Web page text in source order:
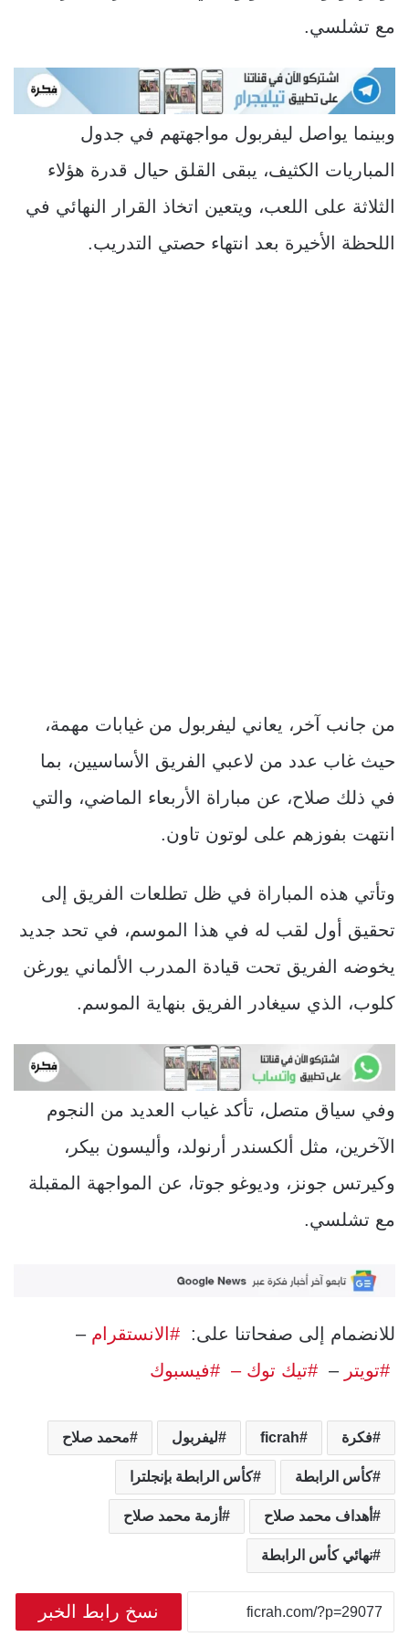
مع تشلسي.
وبينما يواصل ليفربول مواجهتهم في جدول
المباريات الكثيف، يبقى القلق حيال قدرة هؤلاء
الثلاثة على اللعب، ويتعين اتخاذ القرار النهائي في
اللحظة الأخيرة بعد انتهاء حصتي التدريب.
من جانب آخر، يعاني ليفربول من غيابات مهمة،
حيث غاب عدد من لاعبي الفريق الأساسيين، بما
في ذلك صلاح، عن مباراة الأربعاء الماضي، والتي
انتهت بفوزهم على لوتون تاون.
وتأتي هذه المباراة في ظل تطلعات الفريق إلى
تحقيق أول لقب له في هذا الموسم، في تحد جديد
يخوضه الفريق تحت قيادة المدرب الألماني يورغن
كلوب، الذي سيغادر الفريق بنهاية الموسم.
وفي سياق متصل، تأكد غياب العديد من النجوم
الآخرين، مثل ألكسندر أرنولد، وأليسون بيكر،
وكيرتس جونز، وديوغو جوتا، عن المواجهة المقبلة
مع تشلسي.
للانضمام إلى صفحاتنا على: #الانستقرام –
#تويتر – #تيك توك – #فيسبوك
فكرة ficrah ليفربول محمد صلاح
كأس الرابطة كأس الرابطة بإنجلترا
أهداف محمد صلاح أزمة محمد صلاح
نهائي كأس الرابطة
نسخ رابط الخبر